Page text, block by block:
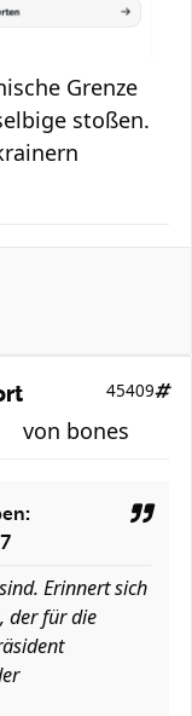
Grenze
stoßen.
45409
von bones
Erinnert sich
der für die